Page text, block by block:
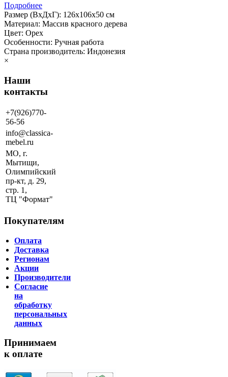
Подробнее
Размер (ВхДхГ): 126х106х50 см
Материал: Массив красного дерева
Цвет: Орех
Особенности: Ручная работа
Страна производитель: Индонезия
×
Наши
контакты
+7(926)770-
56-56
info@classica-
mebel.ru
МО, г.
Мытищи,
Олимпийский
пр-кт, д. 29,
стр. 1,
ТЦ "Формат"
Покупателям
Оплата
Доставка
Регионам
Акции
Производители
Согласие
на
обработку
персональных
данных
Принимаем
к оплате